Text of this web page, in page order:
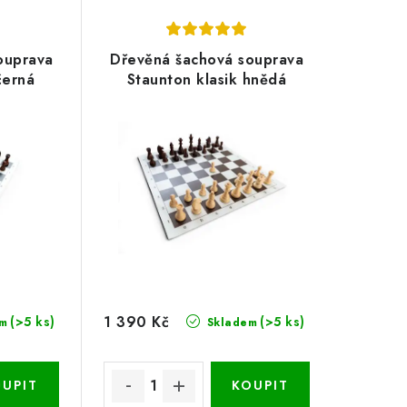
(>5 ks)
Dřevěná šachová souprava
Staunton klasik hnědá
Skladem (>5 ks)
1 390 Kč